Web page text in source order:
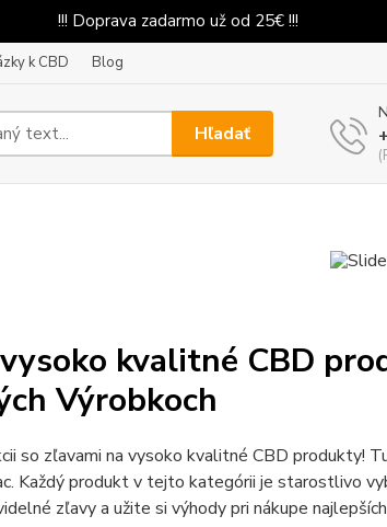
!!! Doprava zadarmo už od 25€ !!!
k CBD Blog
Hľadať
kvalitné CBD
Výrobkoch
so zľavami na vysoko kvalitné CBD produkty!
Každý produkt v tejto kategórii je starostlivo
zľavy a užite si výhody pri nákupe